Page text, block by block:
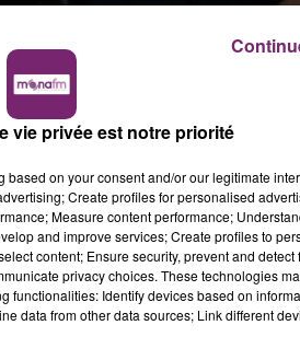
Unis par un jury populaire
l’affaire Stormy Daniels.
un paiement de 130.000
pendant sa campagne
vie privée est notre priorité
based on your consent and/or our legitimate
Create profiles for personalised
Measure content performance;
and improve services; Create profiles to
content; Ensure security, prevent and detect
privacy choices. These technologies
functionalities: Identify devices based on
data from other data sources; Link different